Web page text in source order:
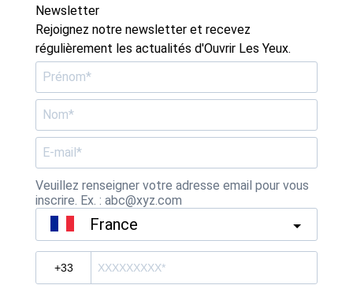
Newsletter
Rejoignez notre newsletter et recevez
régulièrement les actualités d'Ouvrir Les Yeux.
Veuillez renseigner votre adresse email pour vous
inscrire. Ex. : abc@xyz.com
France